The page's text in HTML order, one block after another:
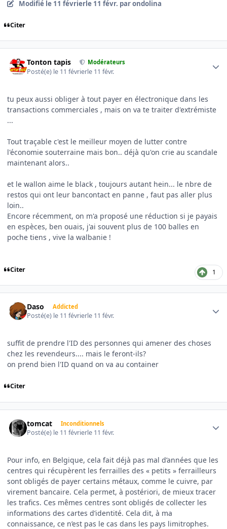
Modifié le 11 févrierle 11 févr. par ondolina
Citer
Tonton tapis Modérateurs
Posté(e) le 11 févrierle 11 févr.
tu peux aussi obliger à tout payer en électronique dans les
transactions commerciales , mais on va te traiter d'extrémiste
...
Tout traçable c'est le meilleur moyen de lutter contre
l'économie souterraine mais bon.. déjà qu'on crie au scandale
maintenant alors..
et le wallon aime le black , toujours autant hein... le nbre de
restos qui ont leur bancontact en panne , faut pas aller plus
loin..
Encore récemment, on m'a proposé une réduction si je payais
en espèces, ben ouais, j'ai souvent plus de 100 balles en
poche tiens , vive la walbanie !
Citer 1
Daso Addicted
Posté(e) le 11 févrierle 11 févr.
suffit de prendre l'ID des personnes qui amener des choses
chez les revendeurs.... mais le feront-ils?
on prend bien l'ID quand on va au container
Citer
tomcat Inconditionnels
Posté(e) le 11 févrierle 11 févr.
Pour info, en Belgique, cela fait déjà pas mal d’années que les
centres qui récupèrent les ferrailles des « petits » ferrailleurs
sont obligés de payer certains métaux, comme le cuivre, par
virement bancaire. Cela permet, à postériori, de mieux tracer
les trafics. Ces mêmes centres sont obligés de collecter les
informations des cartes d’identité. Cela dit, à ma
connaissance, ce n’est pas le cas dans les pays limitrophes.